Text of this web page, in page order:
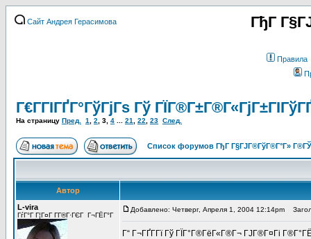
Сайт Андрея Герасимова ГђГ
Правила
Г€Г­ГІГҐГ°ГўГјГѕ Гў
На страницу Пред. 1 2 3 4 21 22 23 След.
Список форумов ГђГ Г§ГЈГ®ГўГ®Г°Г»
Автор
L-vira
ГѓГ°Г Г¦Г¤Г Г­Г®Г·ГЄГ Г¬ГЁГ°Г
Добавлено: Четверг, Апреля 1, 2004 12:14pm
Г“ Г¬ГҐГ­Гї Гў ГЇГ°Г®ГёГ«Г®Г¬ ГЈГ®Г¤Гі